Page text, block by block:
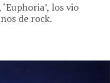
los vio
de rock.